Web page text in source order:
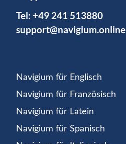
Tel: +49 241 513880
support@navigium.online
Navigium für Englisch
Navigium für Französisch
Navigium für Latein
Navigium für Spanisch